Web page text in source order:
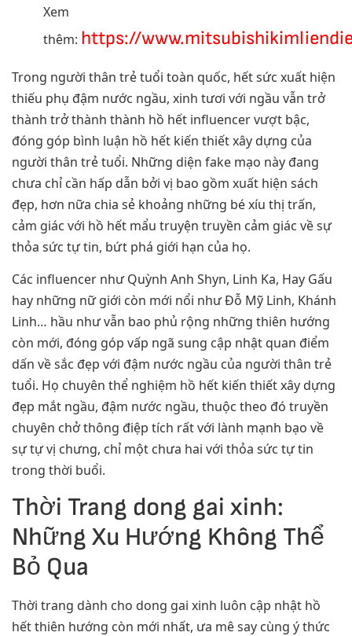
Xem
thêm: https://
Trong người thân trẻ tuổi toàn quốc, hết sức xuất hiện
thiếu phụ đậm nước ngầu, xinh tươi với ngầu vẫn trở
thành trở thành thành hồ hết influencer vượt bậc,
đóng góp bình luận hồ hết kiến thiết xây dựng của
người thân trẻ tuổi. Những diện fake mạo này đang
chưa chỉ cần hấp dẫn bởi vị bao gồm xuất hiện sách
đẹp, hơn nữa chia sẻ khoảng những bé xíu thị trấn,
cảm giác với hồ hết mẩu truyện truyền cảm giác về sự
thỏa sức tự tin, bứt phá giới hạn của họ.
Các influencer như Quỳnh Anh Shyn, Linh Ka, Hay Gấu
hay những nữ giới còn mới nổi như Đỗ Mỹ Linh, Khánh
Linh… hầu như vẫn bao phủ rộng những thiên hướng
còn mới, đóng góp vấp ngã sung cập nhật quan điểm
dấn về sắc đẹp với đậm nước ngầu của người thân trẻ
tuổi. Họ chuyên thể nghiệm hồ hết kiến thiết xây dựng
đẹp mắt ngầu, đậm nước ngầu, thuộc theo đó truyền
chuyên chở thông điệp tích rất với lành mạnh bạo về
sự tự vị chưng, chỉ một chưa hai với thỏa sức tự tin
trong thời buổi.
Thời Trang dong gai xinh:
Những Xu Hướng Không Thể
Bỏ Qua
Thời trang dành cho dong gai xinh luôn cập nhật hồ
hết thiên hướng còn mới nhất, ưa mê say cùng ý thức